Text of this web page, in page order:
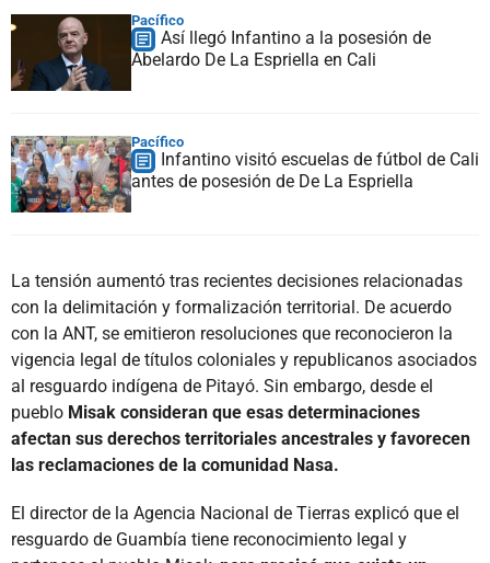
Pacífico
Así llegó Infantino a la posesión de
Abelardo De La Espriella en Cali
Pacífico
Infantino visitó escuelas de fútbol de Cali
antes de posesión de De La Espriella
La tensión aumentó tras recientes decisiones relacionadas
con la delimitación y formalización territorial. De acuerdo
con la ANT, se emitieron resoluciones que reconocieron la
vigencia legal de títulos coloniales y republicanos asociados
al resguardo indígena de Pitayó. Sin embargo, desde el
pueblo Misak consideran que esas determinaciones
afectan sus derechos territoriales ancestrales y favorecen
las reclamaciones de la comunidad Nasa.
El director de la Agencia Nacional de Tierras explicó que el
resguardo de Guambía tiene reconocimiento legal y